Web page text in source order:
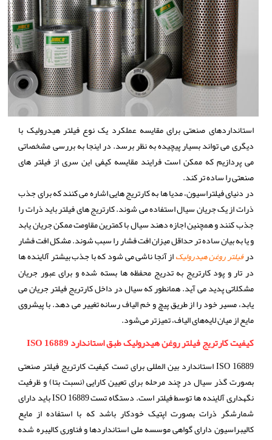
استانداردهای صنعتی برای مقایسه عملکرد یک نوع فیلتر هیدرولیک با
دیگری می تواند بسیار پیچیده به نظر برسد. در اینجا به بررسی مشخصاتی
می پردازیم که ممکن است فرایند مقایسه کیفی این سری از فیلتر های
صنعتی را ساده تر کند.
در دنیای فیلتراسیون، مدیا ها به کارتریج هایی اشاره می کنند که برای جذب
ذرات از یک جریان سیال استفاده می شوند. کارتریج های فیلتر باید ذرات را
جذب کنند و همچنین اجازه دهند سیال با کمترین مقاومت ممکن جریان یابد
و یا به بیان ساده تر حداقل میزان افت فشار را سبب شوند. مشکل افت فشار
درفیلتر روغن هیدرولیکاز آنجا ناشی می شود که با جذب بیشتر آلاینده ها
در تار و پود کارتریج به تدریج محفظه ها بسته شده و برای عبور جریان
مشکلاتی پدید می آید. همانطور که سیال در داخل کارتریج فیلتر جریان می
یابد، مسیر خود را از طریق پیچ و خم الیاف رسانه تغییر می دهد. با پیشروی
مایع از میان لایه‌های الیاف، تمیزتر می‌شود.
کیفیت کارتریج فیلتر روغن هیدرولیک طبق استاندارد ISO 16889
ISO 16889 استاندارد بین المللی برای تست کیفیت کارتریج فیلتر صنعتی
بصورت گذر سیال در چند مرحله برای تعیین کارایی (نسبت بتا) و ظرفیت
نگهداری آلاینده ها توسط فیلتر است. دستگاه تست ISO 16889 باید دارای
شمارشگر ذرات بصورت اپتیک خودکار باشد که با استفاده از مایع
کالیبراسیون دارای گواهی موسسه ملی استانداردها و فناوری کالیبره شده